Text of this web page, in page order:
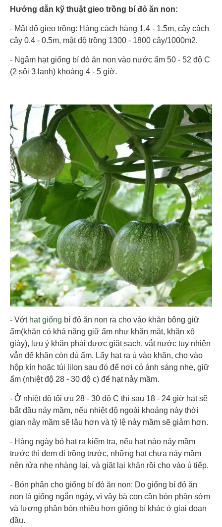
Hướng dẫn kỹ thuật gieo trồng bí đỏ ăn non:
- Mật đô gieo trồng: Hàng cách hàng 1.4 - 1.5m, cây cách
cây 0.4 - 0.5m, mật độ trồng 1300 - 1800 cây/1000m2.
- Ngâm hạt giống bí đỏ ăn non vào nước ấm 50 - 52 độ C
(2 sôi 3 lạnh) khoảng 4 - 5 giờ.
- Vớt hạt giống bí đỏ ăn non ra cho vào khăn bông giữ
ẩm(khăn có khả năng giữ ẩm như khăn mặt, khăn xô
giày), lưu ý khăn phải được giặt sạch, vắt nước tuy nhiên
vẫn để khăn còn đủ ẩm. Lấy hạt ra ủ vào khăn, cho vào
hộp kín hoặc túi lilon sau đó để nơi có ánh sáng nhẹ, giữ
ẩm (nhiệt độ 28 - 30 độ c) để hạt nảy mầm.
- Ở nhiệt độ tối ưu 28 - 30 độ C thì sau 18 - 24 giờ hạt sẽ
bắt đầu nảy mầm, nếu nhiệt độ ngoài khoảng này thời
gian nảy mầm sẽ lâu hơn và tỷ lệ nảy mầm sẽ giảm hơn.
- Hàng ngày bỏ hạt ra kiểm tra, nếu hạt nào nảy mầm
trước thì đem đi trồng trước, những hạt chưa nảy mầm
nên rửa nhẹ nhàng lại, và giặt lại khăn rồi cho vào ủ tiếp.
- Bón phân cho giống bí đỏ ăn non: Do giống bí đỏ ăn
non là giống ngắn ngày, vì vậy bà con cần bón phân sớm
và lượng phân bón nhiều hơn giống bí khác ở giai đoạn
đầu.